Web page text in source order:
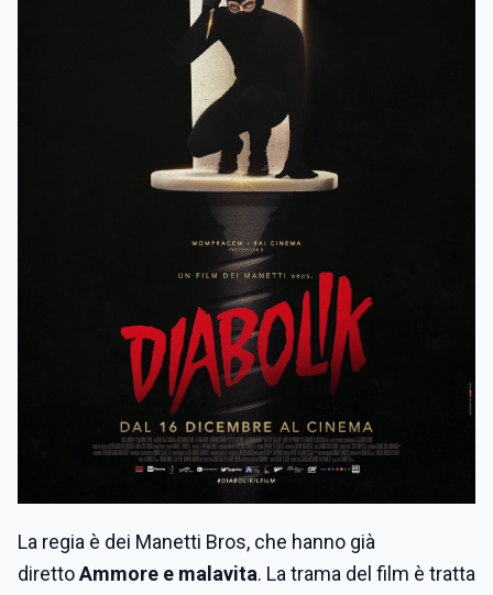
La regia è dei Manetti Bros, che hanno già
direttoAmmore e malavita. La trama del film è tratta